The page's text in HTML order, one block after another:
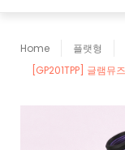
Home
플랫형
[GP201TPP] 글램뮤